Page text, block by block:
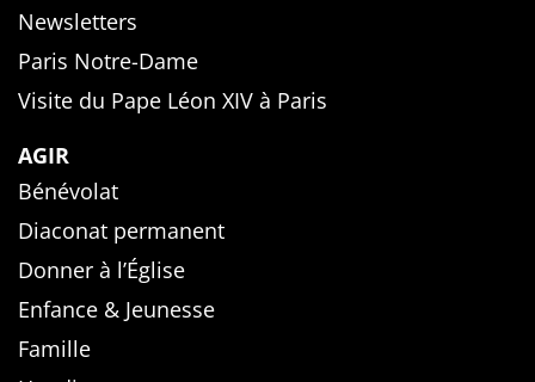
Newsletters
Paris Notre-Dame
Visite du Pape Léon XIV à Paris
AGIR
Bénévolat
Diaconat permanent
Donner à l’Église
Enfance & Jeunesse
Famille